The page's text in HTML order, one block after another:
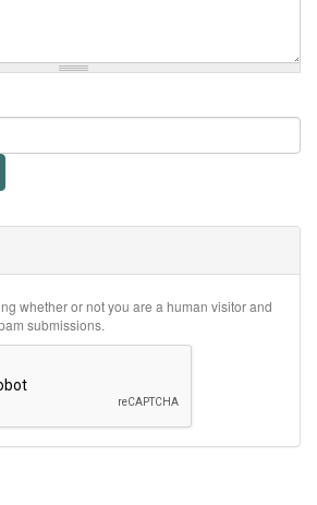
whether or not you are a human visitor and
submissions.